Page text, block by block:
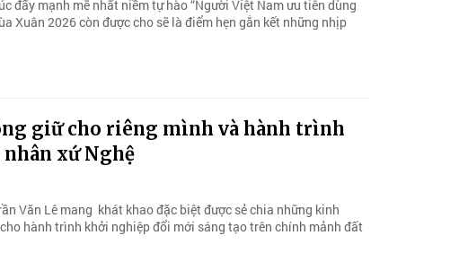
đẩy mạnh mẽ nhất niềm tự hào “Người Việt Nam ưu tiên dùng
Xuân 2026 còn được cho sẽ là điểm hẹn gắn kết những nhịp
giữ cho riêng mình và hành trình
nhân xứ Nghệ
Văn Lê mang khát khao đặc biệt được sẻ chia những kinh
hành trình khởi nghiệp đổi mới sáng tạo trên chính mảnh đất